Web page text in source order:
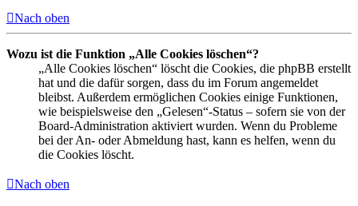
Nach oben
Wozu ist die Funktion „Alle Cookies löschen“?
„Alle Cookies löschen“ löscht die Cookies, die phpBB erstellt
hat und die dafür sorgen, dass du im Forum angemeldet
bleibst. Außerdem ermöglichen Cookies einige Funktionen,
wie beispielsweise den „Gelesen“-Status – sofern sie von der
Board-Administration aktiviert wurden. Wenn du Probleme
bei der An- oder Abmeldung hast, kann es helfen, wenn du
die Cookies löscht.
Nach oben